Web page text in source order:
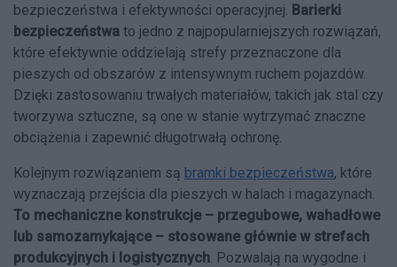
bezpieczeństwa i efektywności operacyjnej.
Barierki
bezpieczeństwa to jedno z najpopularniejszych rozwiązań,
które efektywnie oddzielają strefy przeznaczone dla
pieszych od obszarów z intensywnym ruchem pojazdów.
Dzięki zastosowaniu trwałych materiałów, takich jak stal czy
tworzywa sztuczne, są one w stanie wytrzymać znaczne
obciążenia i zapewnić długotrwałą ochronę.
Kolejnym rozwiązaniem są bramki bezpieczeństwa, które
wyznaczają przejścia dla pieszych w halach i magazynach.
To mechaniczne konstrukcje – przegubowe, wahadłowe
lub samozamykające – stosowane głównie w strefach
produkcyjnych i logistycznych . Pozwalają na wygodne i